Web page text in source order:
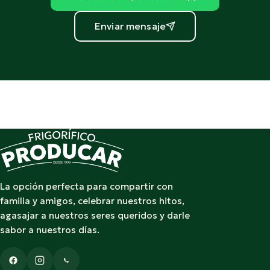
Enviar mensaje
La opción perfecta para compartir con
familia y amigos, celebrar nuestros hitos,
agasajar a nuestros seres queridos y darle
sabor a nuestros días.